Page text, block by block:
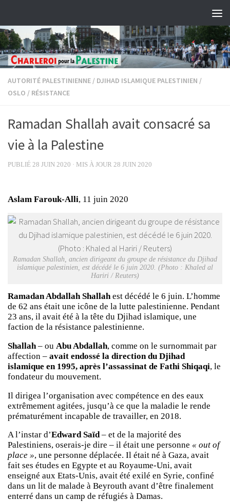
AUTORITÉ PALESTINIENNE / DJIHAD ISLAMIQUE PALESTINIEN /
OSLO / RÉSISTANCE
Ramadan Shallah avait consacré sa
vie à la Palestine
PUBLIÉ 28 JUIN 2020 · MIS À JOUR 28 JUIN 2020
Aslam Farouk-Alli, 11 juin 2020
Ramadan Shallah, ancien dirigeant du groupe de résistance du Djihad
islamique palestinien, est décédé le 6 juin 2020. (Photo : Khaled al
Hariri / Reuters)
Ramadan Abdallah Shallahest décédé le 6 juin. L’homme
de 62 ans était une icône de la lutte palestinienne. Pendant
23 ans, il avait été à la tête du Djihad islamique, une
faction de la résistance palestinienne.
Shallah– ou Abu Abdallah, comme on le surnommait par
affection – avait endossé la direction du Djihad
islamique en 1995, après l’assassinat de Fathi Shiqaqi, le
fondateur du mouvement.
Il dirigea l’organisation avec compétence en des eaux
extrêmement agitées, jusqu’à ce que la maladie le rende
prématurément incapable de travailler, en 2018.
A l’instar d’Edward Saïd– et de la majorité des
Palestiniens, oserais-je dire – il était une personne « out of
place », une personne déplacée. Il était né à Gaza, avait
fait ses études en Egypte et au Royaume-Uni, avait
enseigné aux Etats-Unis, avait été exilé en Syrie, confiné
dans un lit de malade à Beyrouth avant d’être finalement
enterré dans un camp de réfugiés à Damas.